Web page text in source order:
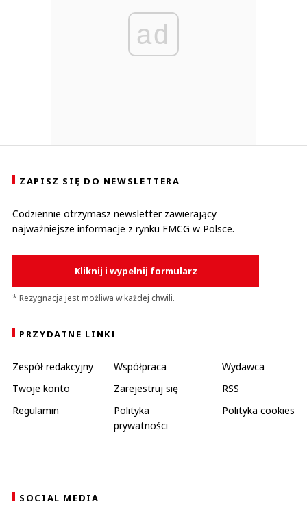
ad
ZAPISZ SIĘ DO NEWSLETTERA
Codziennie otrzymasz newsletter zawierający
najważniejsze informacje z rynku FMCG w Polsce.
Kliknij i wypełnij formularz
* Rezygnacja jest możliwa w każdej chwili.
PRZYDATNE LINKI
Zespół redakcyjny Współpraca
Wydawca
Twoje konto
Zarejestruj się
RSS
Regulamin
Polityka
prywatności
Polityka cookies
SOCIAL MEDIA